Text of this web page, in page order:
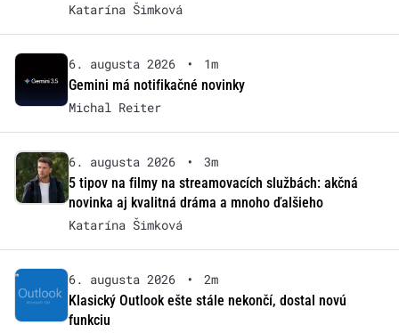
Katarína Šimková
6. augusta 2026 •
1m
Gemini má notifikačné novinky
Michal Reiter
6. augusta 2026 •
3m
5 tipov na filmy na streamovacích službách: akčná
novinka aj kvalitná dráma a mnoho ďalšieho
Katarína Šimková
6. augusta 2026 •
2m
Klasický Outlook ešte stále nekončí, dostal novú
funkciu